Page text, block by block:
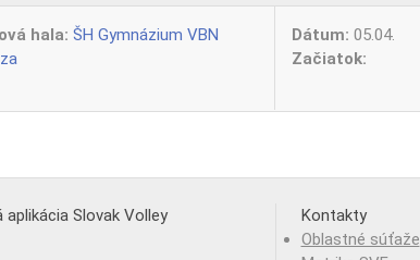
hala: ŠH Gymnázium VBN
Dátum: 05.04.
Začiatok:
aplikácia Slovak Volley
Kontakty
Oblastné súťaže